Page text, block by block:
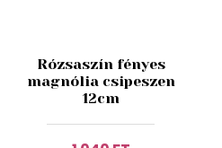
Rózsaszín fényes
magnólia csipeszen
12cm